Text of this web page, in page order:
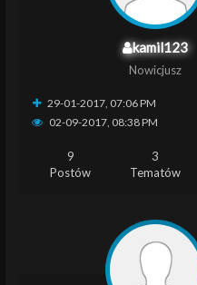
kamil123
Nowicjusz
29-01-2017, 07:06 PM
02-09-2017, 08:38 PM
9
Postów
3
Tematów